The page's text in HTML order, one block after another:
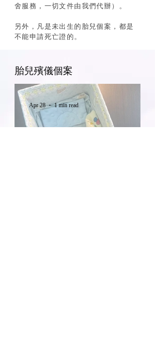
舍服務，一切文件由我們代辦）。
另外，凡是未出生的胎兒個案，都是
不能申請死亡證的。
Apr 28 1 min read
胎兒殯儀個案